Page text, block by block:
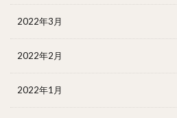
2022年3月
2022年2月
2022年1月